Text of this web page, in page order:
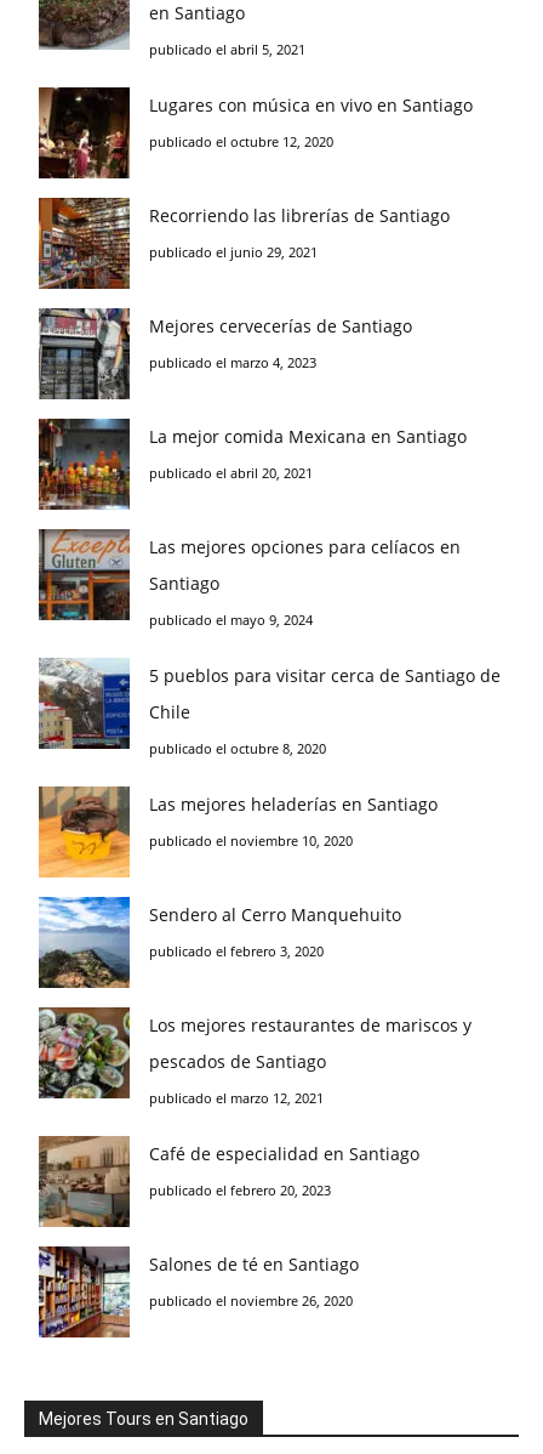
en Santiago
publicado el abril 5, 2021
Lugares con música en vivo en Santiago
publicado el octubre 12, 2020
Recorriendo las librerías de Santiago
publicado el junio 29, 2021
Mejores cervecerías de Santiago
publicado el marzo 4, 2023
La mejor comida Mexicana en Santiago
publicado el abril 20, 2021
Las mejores opciones para celíacos en
Santiago
publicado el mayo 9, 2024
5 pueblos para visitar cerca de Santiago de
Chile
publicado el octubre 8, 2020
Las mejores heladerías en Santiago
publicado el noviembre 10, 2020
Sendero al Cerro Manquehuito
publicado el febrero 3, 2020
Los mejores restaurantes de mariscos y
pescados de Santiago
publicado el marzo 12, 2021
Café de especialidad en Santiago
publicado el febrero 20, 2023
Salones de té en Santiago
publicado el noviembre 26, 2020
Mejores Tours en Santiago